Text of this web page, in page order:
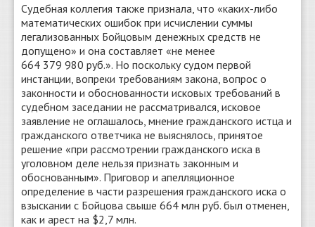
Судебная коллегия также признала, что «каких-либо
математических ошибок при исчислении суммы
легализованных Бойцовым денежных средств не
допущено» и она составляет «не менее
664 379 980 руб.». Но поскольку судом первой
инстанции, вопреки требованиям закона, вопрос о
законности и обоснованности исковых требований в
судебном заседании не рассматривался, исковое
заявление не оглашалось, мнение гражданского истца и
гражданского ответчика не выяснялось, принятое
решение «при рассмотрении гражданского иска в
уголовном деле нельзя признать законным и
обоснованным». Приговор и апелляционное
определение в части разрешения гражданского иска о
взыскании с Бойцова свыше 664 млн руб. был отменен,
как и арест на $2,7 млн.